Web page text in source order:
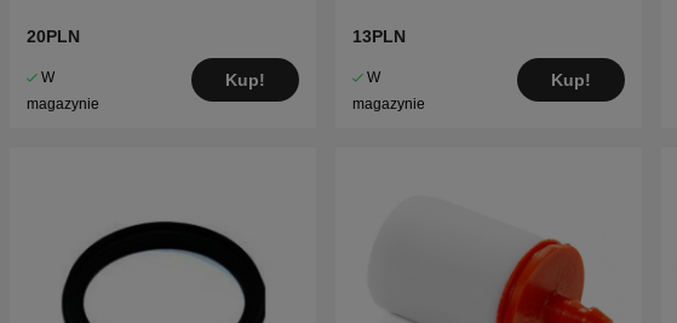
20PLN
W
magazynie
Kup!
13PLN
W
magazynie
Kup!